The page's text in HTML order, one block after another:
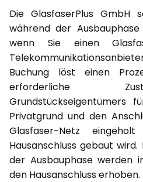
Die GlasfaserPlus GmbH
während der
wenn Sie einen
Buchung löst einen
erforderliche
Grundstückseigentümers
Privatgrund und den
Glasfaser-Netz
Hausanschluss gebaut
der Ausbauphase werden
den Hausanschluss erhoben.